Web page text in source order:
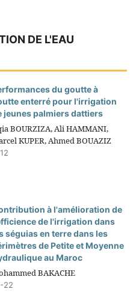
DE L'EAU
du goutte à
enterré pour l'irrigation
jeunes palmiers dattiers
BOURZIZA, Ali HAMMANI,
KUPER, Ahmed BOUAZIZ
à l'amélioration de
de l'irrigation dans
séguias en terre dans les
de Petite et Moyenne
au Maroc
BAKACHE
22